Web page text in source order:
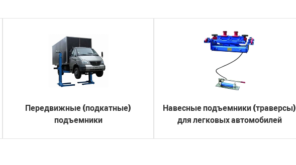
Передвижные (подкатные)
подъемники
Навесные подъемники (траверсы)
для легковых автомобилей